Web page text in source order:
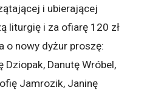
i ubierającej
liturgię i za ofiarę 120 zł
o nowy dyżur proszę:
Dziopak, Danutę Wróbel,
Jamrozik, Janinę